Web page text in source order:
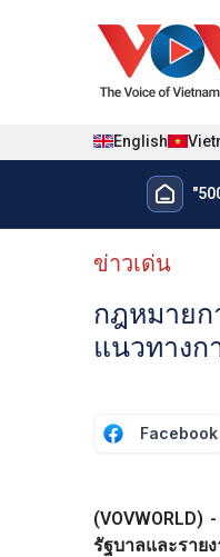
English
Menu trang
Menu phụ
ข่าวเด่น
กฎหมายก
แนวทางก
Facebook
รัฐบาลและราย